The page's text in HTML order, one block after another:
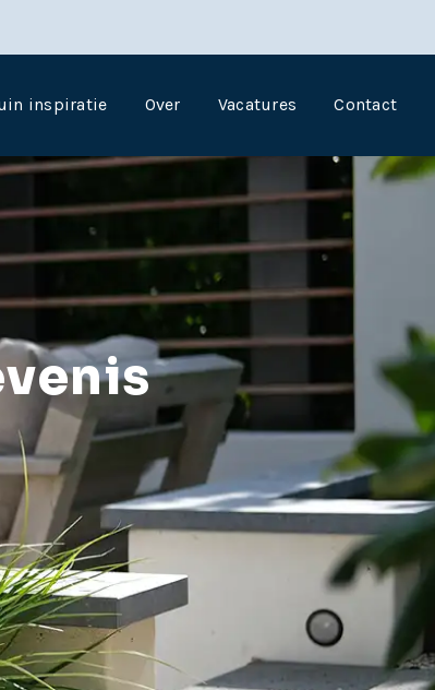
inspiratie Over Vacatures Contact